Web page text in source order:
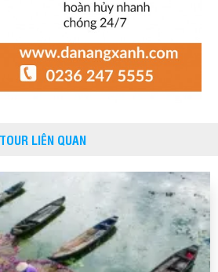
TOUR LIÊN QUAN